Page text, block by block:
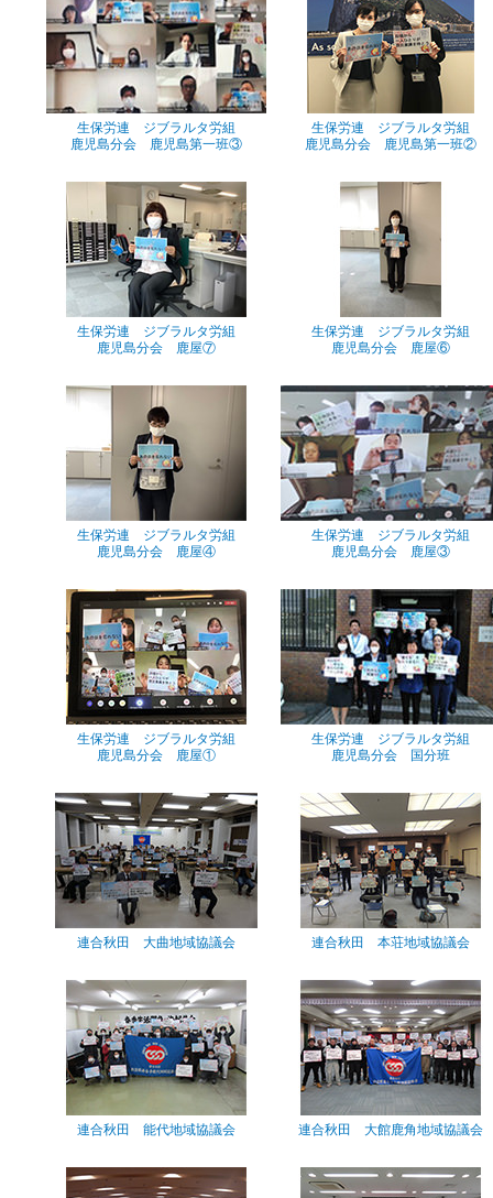
生保労連 ジブラルタ労組
鹿児島分会 鹿児島第一班③
生保労連 ジブラルタ労組
鹿児島分会 鹿児島第一班②
生保労連 ジブラルタ労組
鹿児島分会 鹿屋⑦
生保労連 ジブラルタ労組
鹿児島分会 鹿屋⑥
生保労連 ジブラルタ労組
鹿児島分会 鹿屋④
生保労連 ジブラルタ労組
鹿児島分会 鹿屋③
生保労連 ジブラルタ労組
鹿児島分会 鹿屋①
生保労連 ジブラルタ労組
鹿児島分会 国分班
連合秋田 大曲地域協議会 連合秋田 本荘地域協議会
連合秋田 能代地域協議会 連合秋田 大館鹿角地域協議会